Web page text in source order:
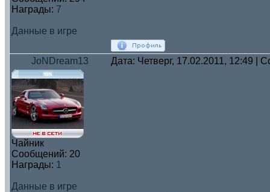
Награды: 7
Данные в игре
JoNDream13 Дата: Четверг, 17.02.2011, 12:49 |
Чайник
Сообщений: 20
Награды: 1
Данные в игре